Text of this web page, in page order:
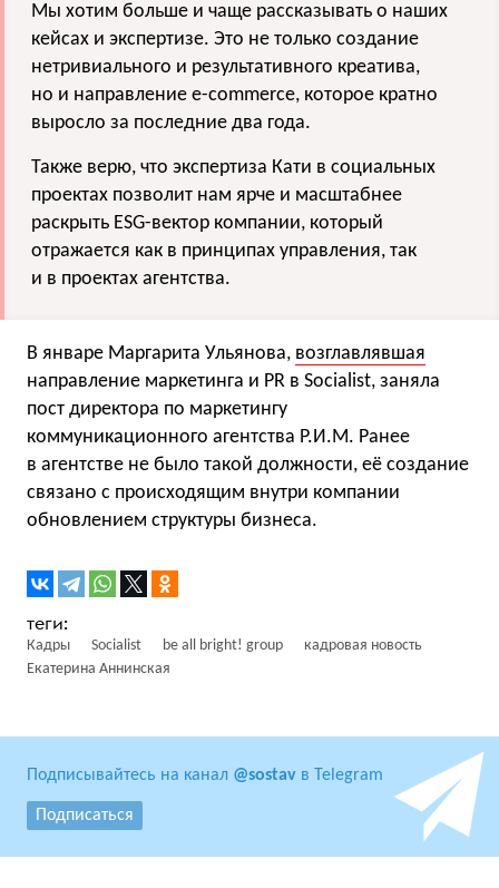
Мы хотим больше и чаще рассказывать о наших
кейсах и экспертизе. Это не только создание
нетривиального и результативного креатива,
но и направление e-commerce, которое кратно
выросло за последние два года.
Также верю, что экспертиза Кати в социальных
проектах позволит нам ярче и масштабнее
раскрыть ESG-вектор компании, который
отражается как в принципах управления, так
и в проектах агентства.
В январе Маргарита Ульянова, возглавлявшая
направление маркетинга и PR в Socialist, заняла
пост директора по маркетингу
коммуникационного агентства Р.И.М. Ранее
в агентстве не было такой должности, её создание
связано с происходящим внутри компании
обновлением структуры бизнеса.
Кадры Socialist be all bright! group
кадровая новость
Екатерина Аннинская
Подписывайтесь на канал @sostav в Telegram
Подписаться